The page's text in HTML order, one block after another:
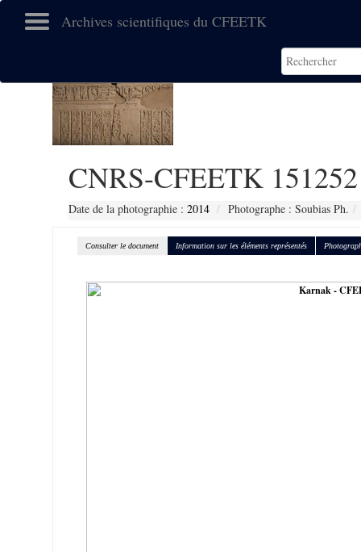
Archives scientifiques du CFEETK
CNRS-CFEETK 151252
Date de la photographie : 2014 Photographe : Soubias Ph.
Consulter le document Information sur les éléments représentés